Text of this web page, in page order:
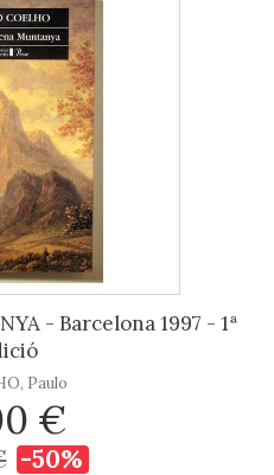
- Barcelona 1997 - 1ª
Paulo
€
-50%